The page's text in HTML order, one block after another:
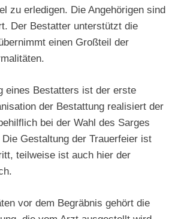
zu erledigen. Die Angehörigen sind
Der Bestatter unterstützt die
einen Großteil der
eines Bestatters ist der erste
der Bestattung realisiert der
bei der Wahl des Sarges
Gestaltung der Trauerfeier ist
teilweise ist auch hier der
vor dem Begräbnis gehört die